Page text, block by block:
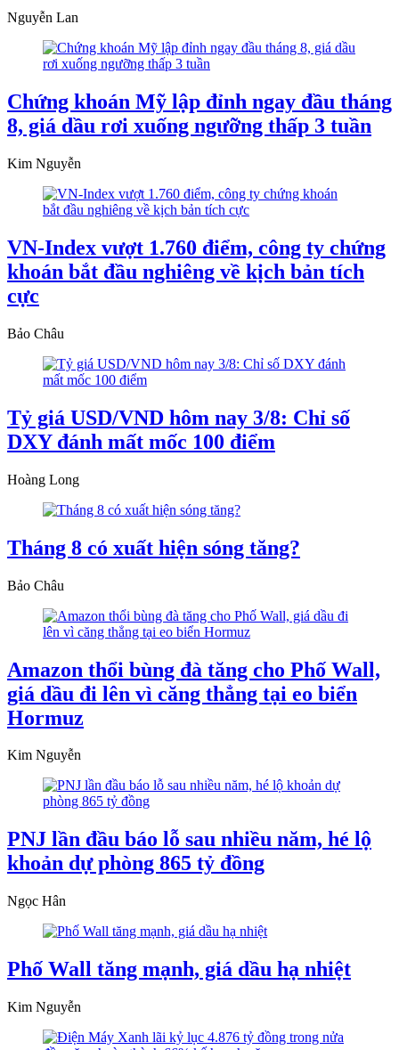
Nguyễn Lan
Chứng khoán Mỹ lập đỉnh ngay đầu tháng
8, giá dầu rơi xuống ngưỡng thấp 3 tuần
Kim Nguyễn
VN-Index vượt 1.760 điểm, công ty chứng
khoán bắt đầu nghiêng về kịch bản tích
cực
Bảo Châu
Tỷ giá USD/VND hôm nay 3/8: Chỉ số
DXY đánh mất mốc 100 điểm
Hoàng Long
Tháng 8 có xuất hiện sóng tăng?
Bảo Châu
Amazon thổi bùng đà tăng cho Phố Wall,
giá dầu đi lên vì căng thẳng tại eo biển
Hormuz
Kim Nguyễn
PNJ lần đầu báo lỗ sau nhiều năm, hé lộ
khoản dự phòng 865 tỷ đồng
Ngọc Hân
Phố Wall tăng mạnh, giá dầu hạ nhiệt
Kim Nguyễn